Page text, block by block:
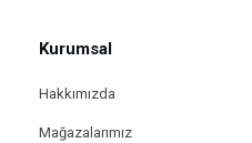
Kurumsal
Hakkımızda
Mağazalarımız